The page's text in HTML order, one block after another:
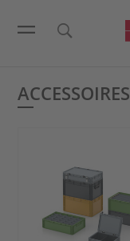
ACCESSOIRES